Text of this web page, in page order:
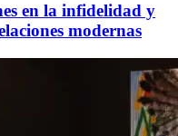
en la infidelidad y
modernas